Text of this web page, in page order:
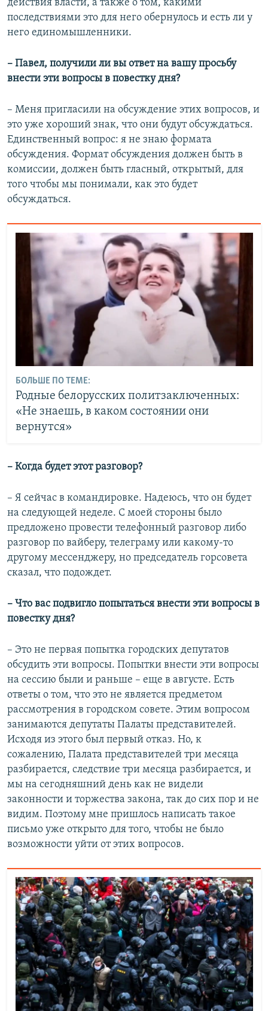
действия власти, а также о том, какими
последствиями это для него обернулось и есть ли у
него единомышленники.
– Павел, получили ли вы ответ на вашу просьбу
внести эти вопросы в повестку дня?
– Меня пригласили на обсуждение этих вопросов, и
это уже хороший знак, что они будут обсуждаться.
Единственный вопрос: я не знаю формата
обсуждения. Формат обсуждения должен быть в
комиссии, должен быть гласный, открытый, для
того чтобы мы понимали, как это будет
обсуждаться.
БОЛЬШЕ ПО ТЕМЕ:
Родные белорусских политзаключенных:
«Не знаешь, в каком состоянии они
вернутся»
– Когда будет этот разговор?
– Я сейчас в командировке. Надеюсь, что он будет
на следующей неделе. С моей стороны было
предложено провести телефонный разговор либо
разговор по вайберу, телеграму или какому-то
другому мессенджеру, но председатель горсовета
сказал, что подождет.
– Что вас подвигло попытаться внести эти вопросы в
повестку дня?
– Это не первая попытка городских депутатов
обсудить эти вопросы. Попытки внести эти вопросы
на сессию были и раньше – еще в августе. Есть
ответы о том, что это не является предметом
рассмотрения в городском совете. Этим вопросом
занимаются депутаты Палаты представителей.
Исходя из этого был первый отказ. Но, к
сожалению, Палата представителей три месяца
разбирается, следствие три месяца разбирается, и
мы на сегодняшний день как не видели
законности и торжества закона, так до сих пор и не
видим. Поэтому мне пришлось написать такое
письмо уже открыто для того, чтобы не было
возможности уйти от этих вопросов.